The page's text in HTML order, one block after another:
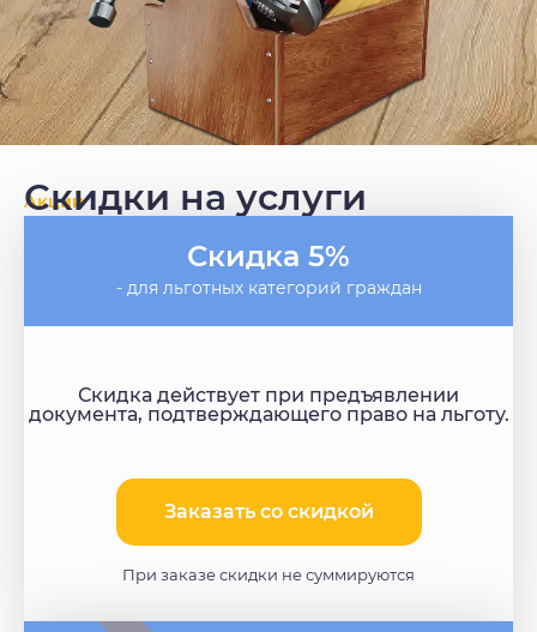
Акции
Скидки на услуги
Скидка 5%
- для льготных категорий граждан
Скидка действует при предъявлении
документа, подтверждающего право на льготу.
Заказать со скидкой​
При заказе скидки не суммируются